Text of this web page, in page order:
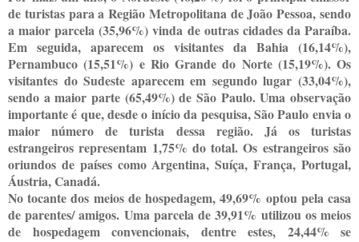
de turistas para a Região Metropolitana de João Pessoa, sendo
a maior parcela (35,96%) vinda de outras cidades da Paraíba.
Em seguida, aparecem os visitantes da Bahia (16,14%),
Pernambuco (15,51%) e Rio Grande do Norte (15,19%). Os
visitantes do Sudeste aparecem em segundo lugar (33,04%),
sendo a maior parte (65,49%) de São Paulo. Uma observação
importante é que, desde o início da pesquisa, São Paulo envia o
maior número de turista dessa região. Já os turistas
estrangeiros representam 1,75% do total. Os estrangeiros são
oriundos de países como Argentina, Suíça, França, Portugal,
Áustria, Canadá.
No tocante dos meios de hospedagem, 49,69% optou pela casa
de parentes/ amigos. Uma parcela de 39,91% utilizou os meios
de hospedagem convencionais, dentre estes, 24,44% se